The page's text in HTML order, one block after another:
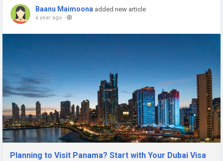
Baanu Maimoona added new article
a year ago -
Planning to Visit Panama? Start with Your Dubai Visa